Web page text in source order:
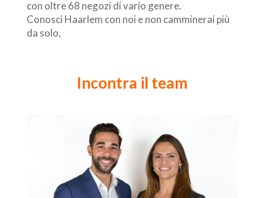
con oltre 68 negozi di vario genere.
Conosci Haarlem con noi e non camminerai più
da solo,
Incontra il team